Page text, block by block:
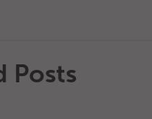
Posts